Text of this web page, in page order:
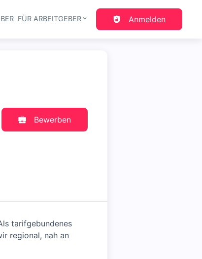
FÜR ARBEITGEBER Anmelden
Bewerben
tarifgebundenes
regional, nah an